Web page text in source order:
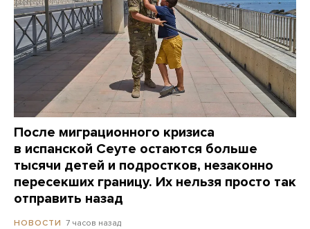
После миграционного кризиса
в испанской Сеуте остаются больше
тысячи детей и подростков, незаконно
пересекших границу. Их нельзя просто так
отправить назад
НОВОСТИ 7 часов назад